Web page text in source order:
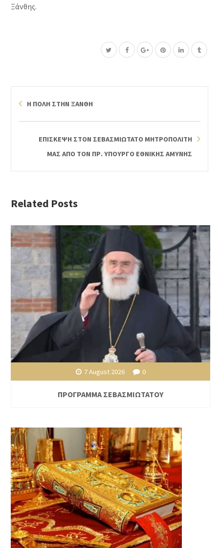
Ξάνθης.
Η ΠΟΛΗ ΣΤΗΝ ΞΑΝΘΗ
ΕΠΙΣΚΕΨΗ ΣΤΟΝ ΣΕΒΑΣΜΙΩΤΑΤΟ ΜΗΤΡΟΠΟΛΙΤΗ
ΜΑΣ ΑΠΟ ΤΟΝ ΠΡ. ΥΠΟΥΡΓΟ ΕΘΝΙΚΗΣ ΑΜΥΝΗΣ
Related Posts
7 August 2026 0
ΠΡΟΓΡΑΜΜΑ ΣΕΒΑΣΜΙΩΤΑΤΟΥ